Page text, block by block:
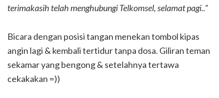
terimakasih telah menghubungi Telkomsel, selamat pagi..”
Bicara dengan posisi tangan menekan tombol kipas
angin lagi & kembali tertidur tanpa dosa. Giliran teman
sekamar yang bengong & setelahnya tertawa
cekakakan =))